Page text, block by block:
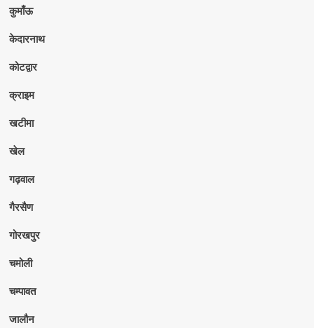
कुमाँऊ
केदारनाथ
कोटद्वार
क्राइम
खटीमा
खेल
गढ़वाल
गैरसैण
गोरखपुर
चमोली
चम्पावत
जालौन